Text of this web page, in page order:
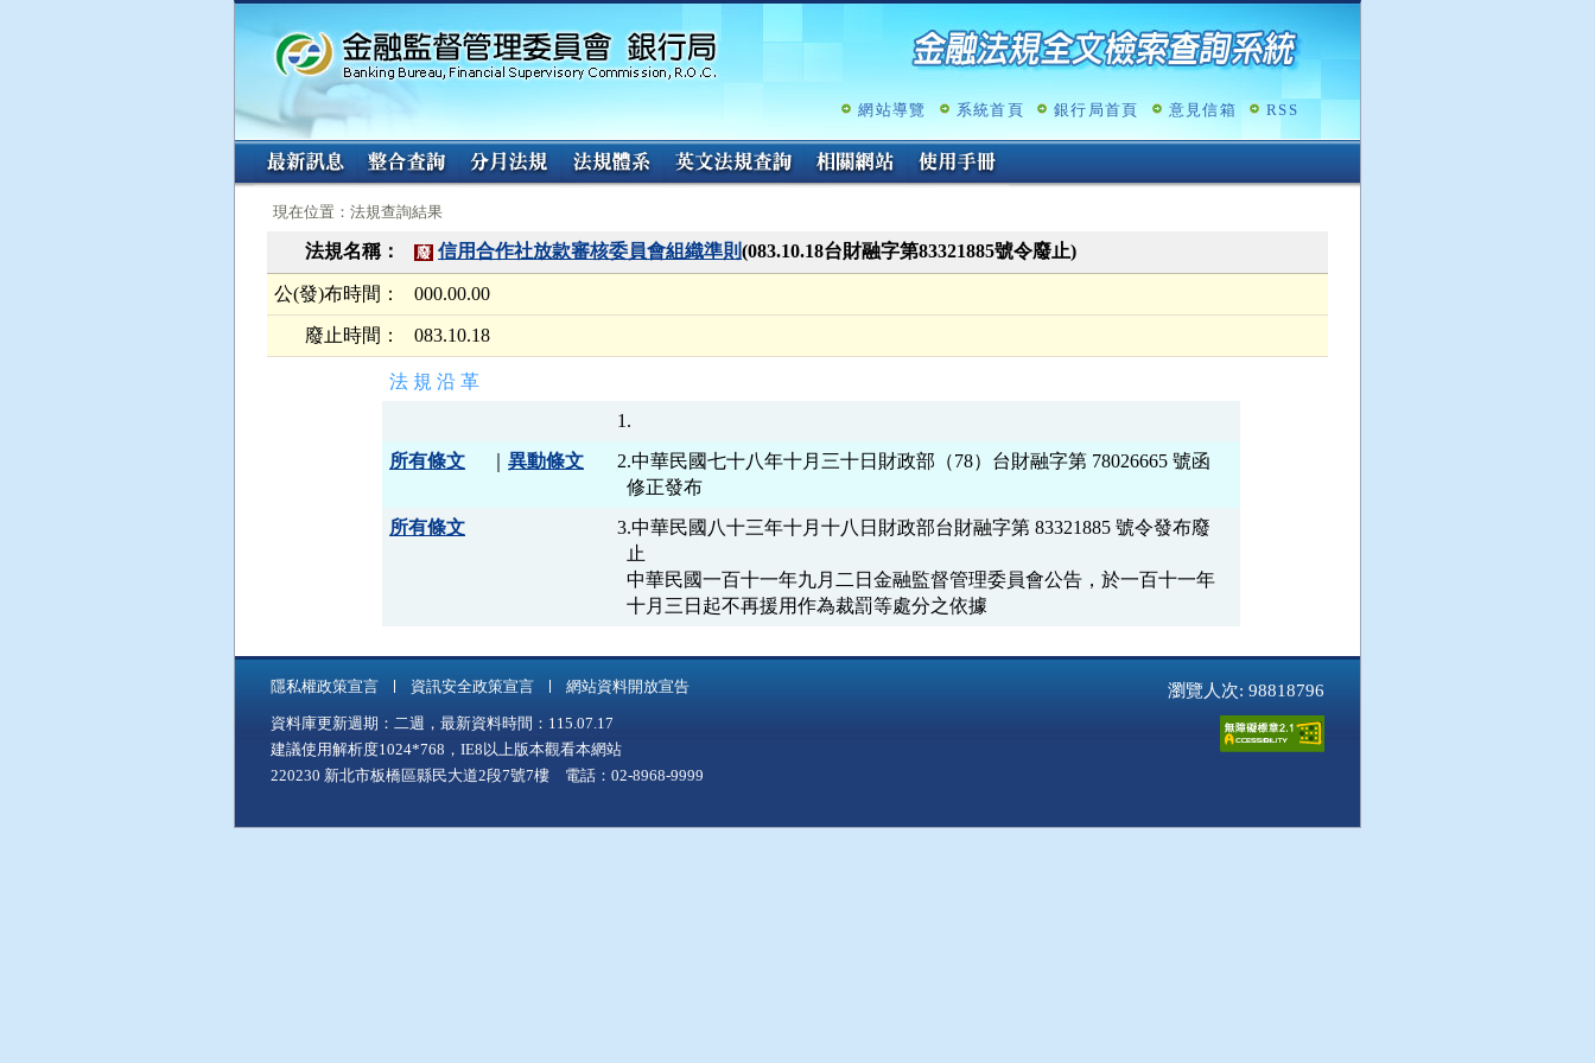
跳
容
網站導覽 系統首頁 銀行局首頁 意見信箱 RSS
:::
現在位置：法規查詢結果
法規名稱： 廢 信用合作社放款審核委員會組織準則(083.10.18台財融字第83321885號令廢止)
公(發)布時間： 000.00.00
廢止時間： 083.10.18
法 規 沿 革
所有條文
異動條文
2.中華民國七十八年十月三十日財政部（78）台財融字第 78026665 號函
所有條文
3.中華民國八十三年十月十八日財政部台財融字第 83321885 號令發布廢
  止
  中華民國一百十一年九月二日金融監督管理委員會公告，於一百十一年
  十月三日起不再援用作為裁罰等處分之依據
隱私權政策宣言 資訊安全政策宣言 網站資料開放宣告 瀏覽人次: 98818796
資料庫更新週期：二週，最新資料時間：115.07.17
建議使用解析度1024*768，IE8以上版本觀看本網站
220230 新北市板橋區縣民大道2段7號7樓 電話：02-8968-9999